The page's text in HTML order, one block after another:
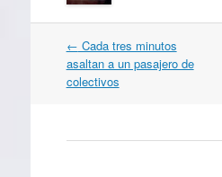
Navegación
por
artículos
← Cada tres minutos
asaltan a un pasajero de
colectivos